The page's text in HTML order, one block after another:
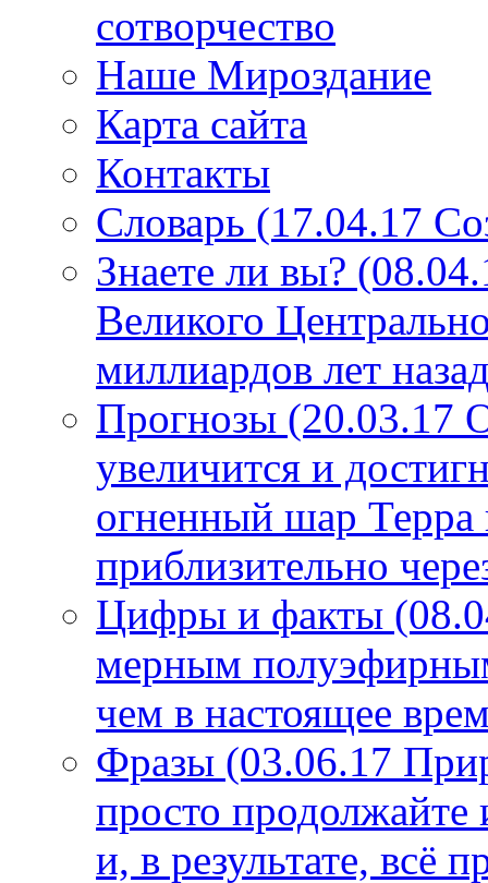
сотворчество
Наше Мироздание
Карта сайта
Контакты
Словарь (17.04.17
Знаете ли вы?
Великого
миллиардов лет
Прогнозы (20.03.17
увеличится и
огненный шар Терра
приблизительно
Цифры и факты
мерным
чем в настоящее
Фразы (03.06.17
просто продолжайте
и, в результате, всё